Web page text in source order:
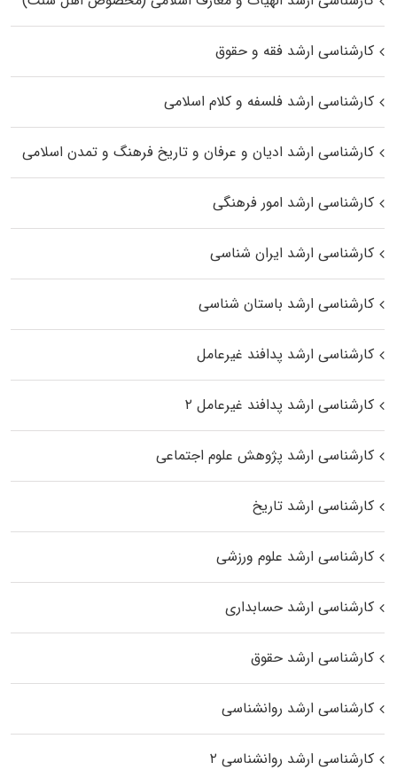
کارشناسی ارشد فقه و حقوق
کارشناسی ارشد فلسفه و کلام اسلامی
کارشناسی ارشد ادیان و عرفان و تاریخ فرهنگ و تمدن اسلامی
کارشناسی ارشد امور فرهنگی
کارشناسی ارشد ایران شناسی
کارشناسی ارشد باستان شناسی
کارشناسی ارشد پدافند غیرعامل
کارشناسی ارشد پدافند غیرعامل ۲
کارشناسی ارشد پژوهش علوم اجتماعی
کارشناسی ارشد تاریخ
کارشناسی ارشد علوم ورزشی
کارشناسی ارشد حسابداری
کارشناسی ارشد حقوق
کارشناسی ارشد روانشناسی
کارشناسی ارشد روانشناسی ۲